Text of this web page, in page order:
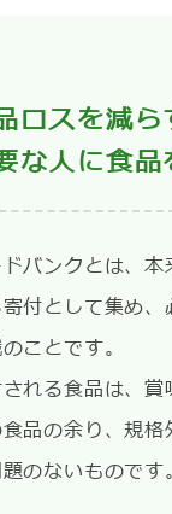
ロスを減ら
な人に食品
バンクとは、
付として集め
ことです。
れる食品は、
品の余り、規
のないものです。